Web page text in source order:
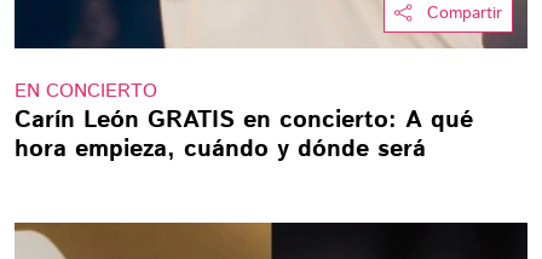
Compartir
EN CONCIERTO
Carín León GRATIS en concierto: A qué
hora empieza, cuándo y dónde será